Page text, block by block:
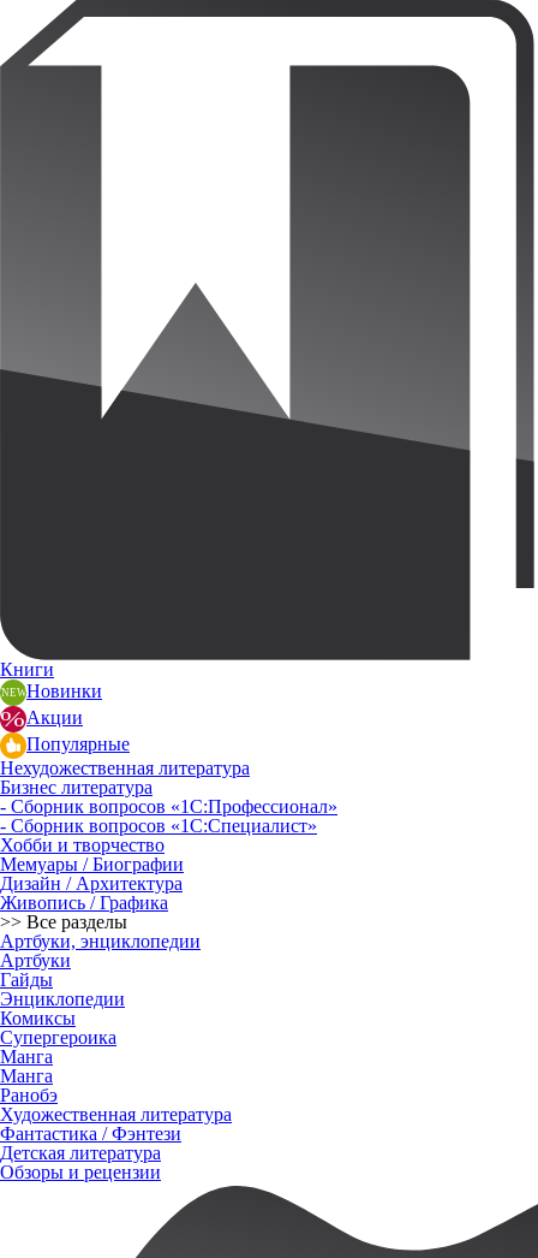
Книги
Новинки
Акции
Популярные
Нехудожественная литература
Бизнес литература
- Сборник вопросов «1С:Профессионал»
- Сборник вопросов «1С:Специалист»
Хобби и творчество
Мемуары / Биографии
Дизайн / Архитектура
Живопись / Графика
>> Все разделы
Артбуки, энциклопедии
Артбуки
Гайды
Энциклопедии
Комиксы
Супергероика
Манга
Манга
Ранобэ
Художественная литература
Фантастика / Фэнтези
Детская литература
Обзоры и рецензии